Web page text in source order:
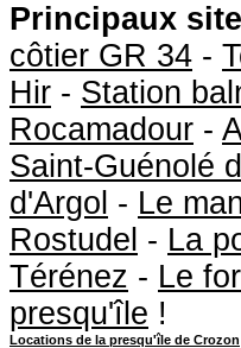
Principaux
côtier GR 34 -
Hir - Station
Rocamadour -
Saint-Guénolé
d'Argol - Le
Rostudel - La
Térénez - Le
presqu'île !
Locations de la presqu'île de Crozon